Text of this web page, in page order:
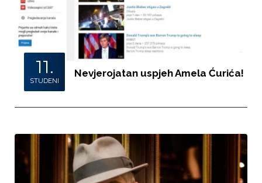
11.
STUDENI
Nevjerojatan uspjeh Amela Ćurića!